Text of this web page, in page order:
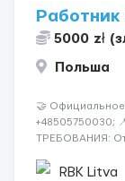
Работник
5000 zł
Польша
🤝 Официальное
+48505750030;
ТРЕБОВАНИЯ: От
Мужчины (25-55
RBK Litva